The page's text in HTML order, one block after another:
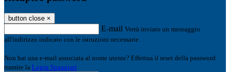
button close ×
E-mail Verrà inviato un messaggio
all'indirizzo indicato con le istruzioni necessarie.
Non hai una e-mail associata al nome utente? Effettua il reset della password
tramite la Login Spaggiari